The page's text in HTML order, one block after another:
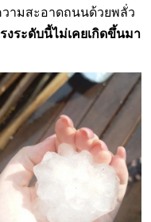
ามสะอาดถนนด้วยพลั่ว
งระดับนี้ไม่เคยเกิดขึ้นมา